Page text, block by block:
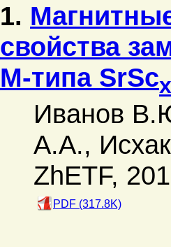
1.
свойcтва
M-типа SrScx
Иванов
А.А.,
ZhETF,
PDF (317.8K)